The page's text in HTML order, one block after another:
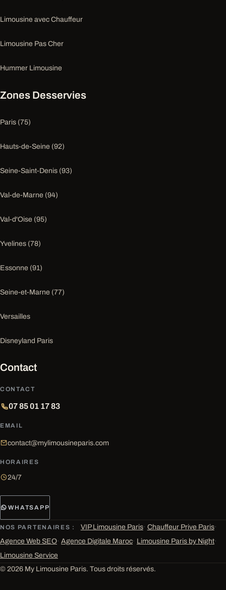
Limousine avec Chauffeur
Limousine Pas Cher
Hummer Limousine
Zones Desservies
Paris (75)
Hauts-de-Seine (92)
Seine-Saint-Denis (93)
Val-de-Marne (94)
Val-d'Oise (95)
Yvelines (78)
Essonne (91)
Seine-et-Marne (77)
Versailles
Disneyland Paris
Contact
CONTACT
07 85 01 17 83
EMAIL
contact@mylimousineparis.com
HORAIRES
24/7
WHATSAPP
NOS PARTENAIRES : VIP Limousine Paris· Chauffeur Prive Paris·
Agence Web SEO· Agence Digitale Maroc· Limousine Paris by Night·
Limousine Service
© 2026 My Limousine Paris. Tous droits réservés.